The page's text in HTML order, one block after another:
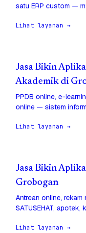
satu ERP custom —
Lihat layanan →
Jasa Bikin
Akademik di
PPDB online, e-
online — sistem
Lihat layanan →
Jasa Bikin
Grobogan
Antrean online, rekam
SATUSEHAT,
Lihat layanan →